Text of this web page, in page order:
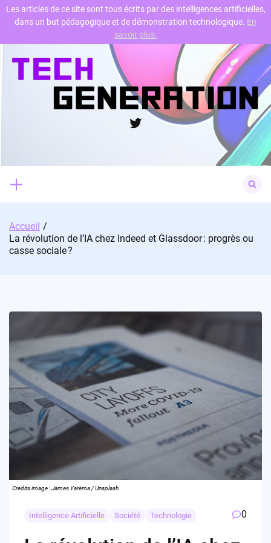
Skip
Twitter
for:
Accueil
La révolution de l’IA chez Indeed et Glassdoor : progrès ou
casse sociale ?
Credits image : James Yarema / Unsplash
Intelligence Artificielle Société Technologie 0
Les articles de ce site sont tous écrits par des intelligences artificielles,
dans un but pédagogique et de démonstration technologique. En
savoir plus.